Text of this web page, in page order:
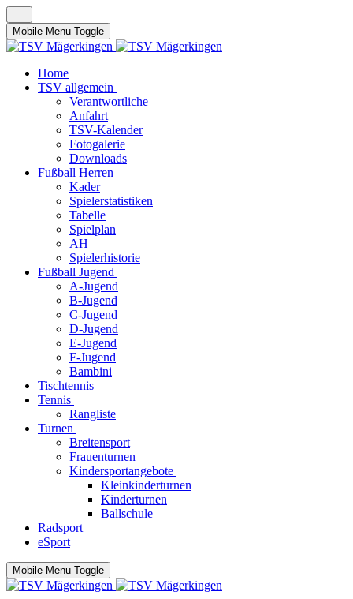
Mobile Menu Toggle
Home
TSV allgemein
Verantwortliche
Anfahrt
TSV-Kalender
Fotogalerie
Downloads
Fußball Herren
Kader
Spielerstatistiken
Tabelle
Spielplan
AH
Spielerhistorie
Fußball Jugend
A-Jugend
B-Jugend
C-Jugend
D-Jugend
E-Jugend
F-Jugend
Bambini
Tischtennis
Tennis
Rangliste
Turnen
Breitensport
Frauenturnen
Kindersportangebote
Kleinkinderturnen
Kinderturnen
Ballschule
Radsport
eSport
Mobile Menu Toggle